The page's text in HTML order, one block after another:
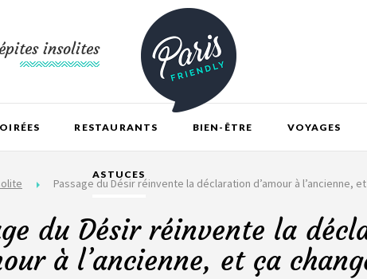
insolites
RESTAURANTS BIEN-ÊTRE VOYAGES
ASTUCES
Passage du Désir réinvente la déclaration d’amour à l’ancienne,
du Désir réinvente la
à l’ancienne, et ça